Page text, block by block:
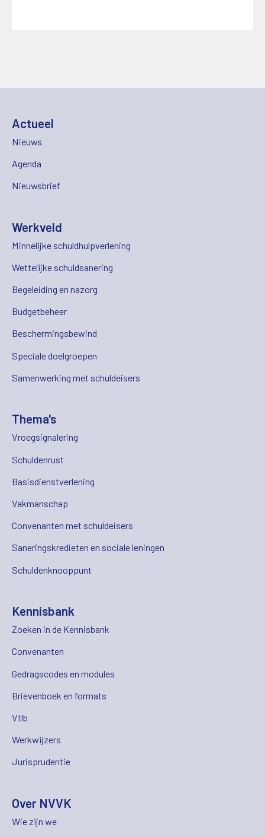
Actueel
Nieuws
Agenda
Nieuwsbrief
Werkveld
Minnelijke schuldhulpverlening
Wettelijke schuldsanering
Begeleiding en nazorg
Budgetbeheer
Beschermingsbewind
Speciale doelgroepen
Samenwerking met schuldeisers
Thema's
Vroegsignalering
Schuldenrust
Basisdienstverlening
Vakmanschap
Convenanten met schuldeisers
Saneringskredieten en sociale leningen
Schuldenknooppunt
Kennisbank
Zoeken in de Kennisbank
Convenanten
Gedragscodes en modules
Brievenboek en formats
Vtlb
Werkwijzers
Jurisprudentie
Over NVVK
Wie zijn we